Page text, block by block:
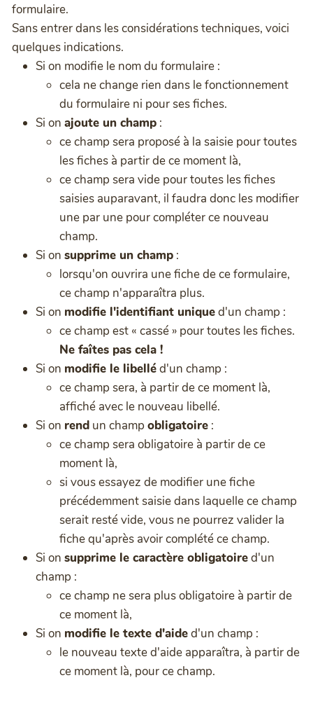
formulaire.
Sans entrer dans les considérations techniques, voici
quelques indications.
Si on modifie le nom du formulaire :
cela ne change rien dans le fonctionnement
du formulaire ni pour ses fiches.
Si on ajoute un champ :
ce champ sera proposé à la saisie pour toutes
les fiches à partir de ce moment là,
ce champ sera vide pour toutes les fiches
saisies auparavant, il faudra donc les modifier
une par une pour compléter ce nouveau
champ.
Si on supprime un champ :
lorsqu'on ouvrira une fiche de ce formulaire,
ce champ n'apparaîtra plus.
Si on modifie l'identifiant uniqued'un champ :
ce champ est « cassé » pour toutes les fiches.
Ne faîtes pas cela !
Si on modifie le libelléd'un champ :
ce champ sera, à partir de ce moment là,
affiché avec le nouveau libellé.
Si on rend un champ obligatoire :
ce champ sera obligatoire à partir de ce
moment là,
si vous essayez de modifier une fiche
précédemment saisie dans laquelle ce champ
serait resté vide, vous ne pourrez valider la
fiche qu'après avoir complété ce champ.
Si on supprime le caractère obligatoired'un
champ :
ce champ ne sera plus obligatoire à partir de
ce moment là,
Si on modifie le texte d'aided'un champ :
le nouveau texte d'aide apparaîtra, à partir de
ce moment là, pour ce champ.